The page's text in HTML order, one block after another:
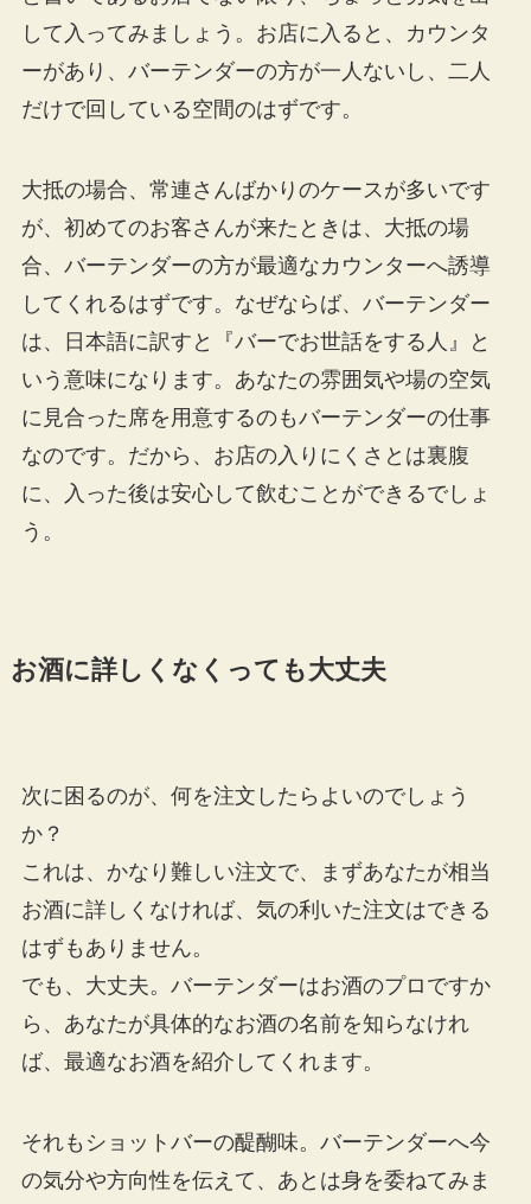
して入ってみましょう。お店に入ると、カウンタ
ーがあり、バーテンダーの方が一人ないし、二人
だけで回している空間のはずです。
大抵の場合、常連さんばかりのケースが多いです
が、初めてのお客さんが来たときは、大抵の場
合、バーテンダーの方が最適なカウンターへ誘導
してくれるはずです。なぜならば、バーテンダー
は、日本語に訳すと『バーでお世話をする人』と
いう意味になります。あなたの雰囲気や場の空気
に見合った席を用意するのもバーテンダーの仕事
なのです。だから、お店の入りにくさとは裏腹
に、入った後は安心して飲むことができるでしょ
う。
お酒に詳しくなくっても大丈夫
次に困るのが、何を注文したらよいのでしょう
か？
これは、かなり難しい注文で、まずあなたが相当
お酒に詳しくなければ、気の利いた注文はできる
はずもありません。
でも、大丈夫。バーテンダーはお酒のプロですか
ら、あなたが具体的なお酒の名前を知らなけれ
ば、最適なお酒を紹介してくれます。
それもショットバーの醍醐味。バーテンダーへ今
の気分や方向性を伝えて、あとは身を委ねてみま